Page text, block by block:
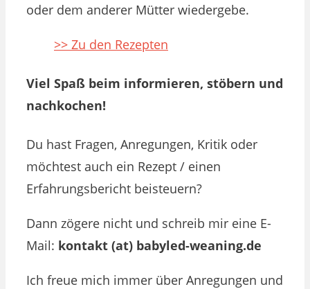
oder dem anderer Mütter wiedergebe.
>> Zu den Rezepten
Viel Spaß beim informieren, stöbern und
nachkochen!
Du hast Fragen, Anregungen, Kritik oder
möchtest auch ein Rezept / einen
Erfahrungsbericht beisteuern?
Dann zögere nicht und schreib mir eine E-
Mail: kontakt (at) babyled-weaning.de
Ich freue mich immer über Anregungen und